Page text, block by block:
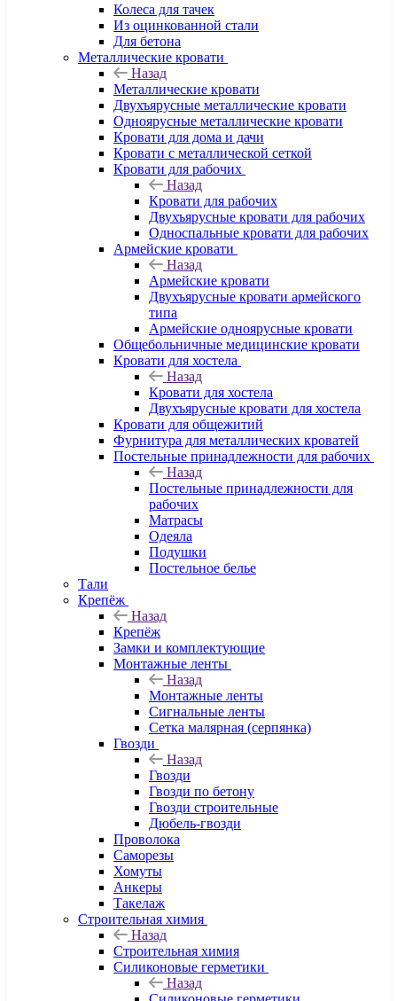
Колеса для тачек
Из оцинкованной стали
Для бетона
Металлические кровати
Назад
Металлические кровати
Двухъярусные металлические кровати
Одноярусные металлические кровати
Кровати для дома и дачи
Кровати с металлической сеткой
Кровати для рабочих
Назад
Кровати для рабочих
Двухъярусные кровати для рабочих
Односпальные кровати для рабочих
Армейские кровати
Назад
Армейские кровати
Двухъярусные кровати армейского
типа
Армейские одноярусные кровати
Общебольничные медицинские кровати
Кровати для хостела
Назад
Кровати для хостела
Двухъярусные кровати для хостела
Кровати для общежитий
Фурнитура для металлических кроватей
Постельные принадлежности для рабочих
Назад
Постельные принадлежности для
рабочих
Матрасы
Одеяла
Подушки
Постельное белье
Тали
Крепёж
Назад
Крепёж
Замки и комплектующие
Монтажные ленты
Назад
Монтажные ленты
Сигнальные ленты
Сетка малярная (серпянка)
Гвозди
Назад
Гвозди
Гвозди по бетону
Гвозди строительные
Дюбель-гвозди
Проволока
Саморезы
Хомуты
Анкеры
Такелаж
Строительная химия
Назад
Строительная химия
Силиконовые герметики
Назад